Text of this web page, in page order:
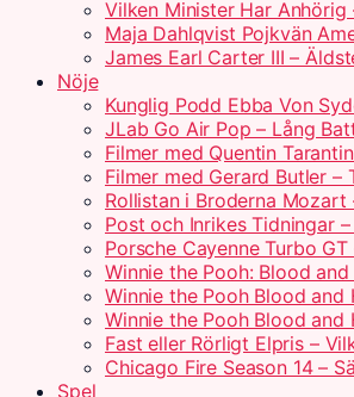
Vilken Minister Har Anhörig
Maja Dahlqvist Pojkvän
James Earl Carter III –
Nöje
Kunglig Podd Ebba Von
JLab Go Air Pop – Lång
Filmer med Quentin
Filmer med Gerard Butler –
Rollistan i Broderna Mozart
Post och Inrikes Tidningar
Porsche Cayenne Turbo
Winnie the Pooh: Blood
Winnie the Pooh Blood
Winnie the Pooh Blood
Fast eller Rörligt Elpris –
Chicago Fire Season 14 –
Spel